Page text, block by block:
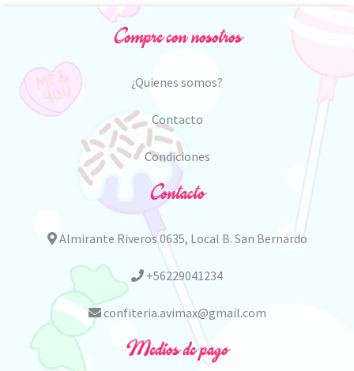
Compre con nosotros
¿Quienes somos?
Contacto
Condiciones
Contacto
Almirante Riveros 0635, Local B. San Bernardo
+56229041234
confiteria.avimax@gmail.com
Medios de pago